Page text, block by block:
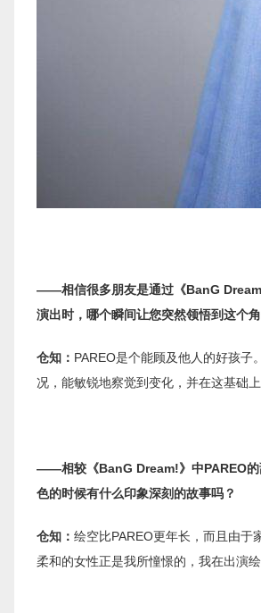
——相信很多朋友是通过《BanG
演出时，哪个瞬间让您突然领悟到这个
仓知： PAREO是个能顾及他人的好孩
况，能敏锐地察觉到变化，并在这基础上
——相较《BanG Dream!》中PAREO的
色的时候有什么印象深刻的故事吗？
仓知： 绘空比PAREO更年长，而且由于
柔和的女性正是我所憧憬的，我在出演